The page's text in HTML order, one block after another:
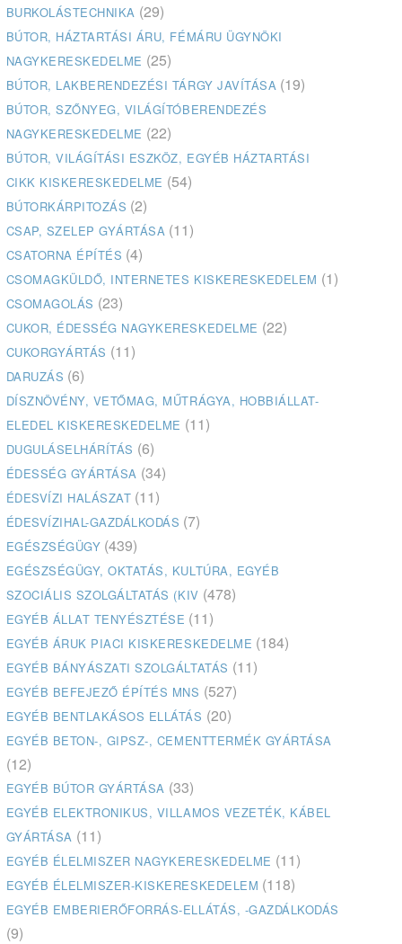
BURKOLÁSTECHNIKA (29)
BÚTOR, HÁZTARTÁSI ÁRU, FÉMÁRU ÜGYNÖKI
NAGYKERESKEDELME (25)
BÚTOR, LAKBERENDEZÉSI TÁRGY JAVÍTÁSA (19)
BÚTOR, SZŐNYEG, VILÁGÍTÓBERENDEZÉS
NAGYKERESKEDELME (22)
BÚTOR, VILÁGÍTÁSI ESZKÖZ, EGYÉB HÁZTARTÁSI
CIKK KISKERESKEDELME (54)
BÚTORKÁRPITOZÁS (2)
CSAP, SZELEP GYÁRTÁSA (11)
CSATORNA ÉPÍTÉS (4)
CSOMAGKÜLDŐ, INTERNETES KISKERESKEDELEM (1)
CSOMAGOLÁS (23)
CUKOR, ÉDESSÉG NAGYKERESKEDELME (22)
CUKORGYÁRTÁS (11)
DARUZÁS (6)
DÍSZNÖVÉNY, VETŐMAG, MŰTRÁGYA, HOBBIÁLLAT-
ELEDEL KISKERESKEDELME (11)
DUGULÁSELHÁRÍTÁS (6)
ÉDESSÉG GYÁRTÁSA (34)
ÉDESVÍZI HALÁSZAT (11)
ÉDESVÍZIHAL-GAZDÁLKODÁS (7)
EGÉSZSÉGÜGY (439)
EGÉSZSÉGÜGY, OKTATÁS, KULTÚRA, EGYÉB
SZOCIÁLIS SZOLGÁLTATÁS (KIV (478)
EGYÉB ÁLLAT TENYÉSZTÉSE (11)
EGYÉB ÁRUK PIACI KISKERESKEDELME (184)
EGYÉB BÁNYÁSZATI SZOLGÁLTATÁS (11)
EGYÉB BEFEJEZŐ ÉPÍTÉS MNS (527)
EGYÉB BENTLAKÁSOS ELLÁTÁS (20)
EGYÉB BETON-, GIPSZ-, CEMENTTERMÉK GYÁRTÁSA
(12)
EGYÉB BÚTOR GYÁRTÁSA (33)
EGYÉB ELEKTRONIKUS, VILLAMOS VEZETÉK, KÁBEL
GYÁRTÁSA (11)
EGYÉB ÉLELMISZER NAGYKERESKEDELME (11)
EGYÉB ÉLELMISZER-KISKERESKEDELEM (118)
EGYÉB EMBERIERŐFORRÁS-ELLÁTÁS, -GAZDÁLKODÁS
(9)